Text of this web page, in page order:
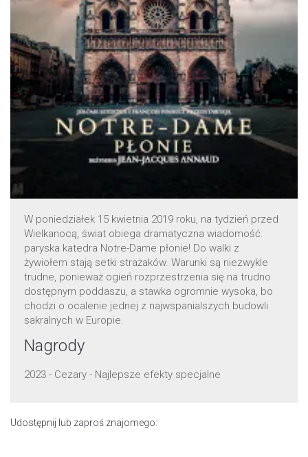
W poniedziałek 15 kwietnia 2019 roku, na tydzień przed
Wielkanocą, świat obiega dramatyczna wiadomość:
paryska katedra Notre-Dame płonie! Do walki z
żywiołem stają setki strażaków. Warunki są niezwykle
trudne, ponieważ ogień rozprzestrzenia się na trudno
dostępnym poddaszu, a stawka ogromnie wysoka, bo
chodzi o ocalenie jednej z najwspanialszych budowli
sakralnych w Europie.
Nagrody
2023 - Cezary - Najlepsze efekty specjalne
Udostępnij lub zaproś znajomego: